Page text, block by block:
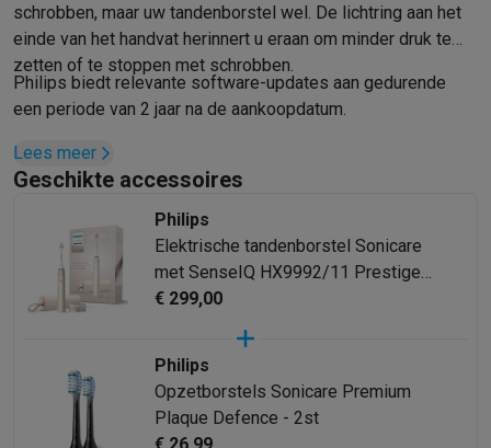
Info & acties
SoldenAlle soldendealsSolden op groot elektroSolden op
ActiesDeals van het momentPromotiesCashbacksSolden
Daarom KrëfelGratis leveringLaagste prijsgarantie
Betalingsmogelijkheden
KlantenserviceHerstelling van je toestel
Groot elektro & inbouwVind jouw ideale wasmachine
Klein elektro
Beauty & gezondheidHuishoudenKeukenMeer...
Beeld & Geluid
Kies jouw ideale TVEen speaker voor elke
Sport & Ontspanning Hoe kies je een smartwatch?
Outlet multimedia & telefonie
schrobben, maar uw tandenborstel wel. De lichtring aan het
einde van het handvat herinnert u eraan om minder druk te
zetten of te stoppen met schrobben.
Philips biedt relevante software-updates aan gedurende
een periode van 2 jaar na de aankoopdatum.
Lees meer
Geschikte accessoires
Philips
Elektrische tandenborstel Sonicare
met SenseIQ HX9992/11 Prestige
9900 Series
€ 299,00
Philips
Opzetborstels Sonicare Premium
Plaque Defence - 2st